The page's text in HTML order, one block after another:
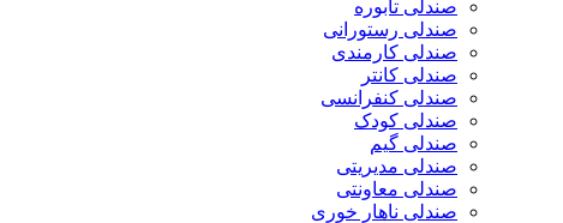
صندلی تابوره
صندلی رستورانی
صندلی کارمندی
صندلی کانتر
صندلی کنفرانسی
صندلی کودک
صندلی گیم
صندلی مدیریتی
صندلی معاونتی
صندلی ناهار خوری